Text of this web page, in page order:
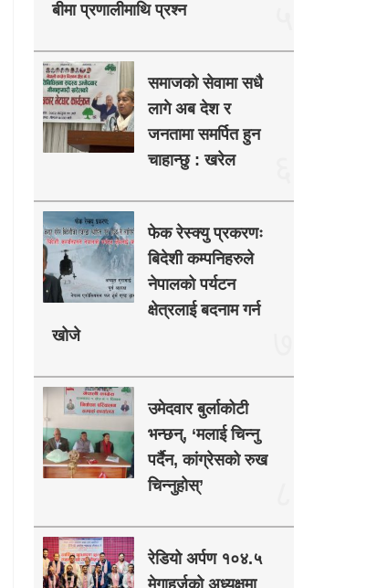
बीमा प्रणालीमाथि प्रश्न
समाजको सेवामा सधै
लागे अब देश र
जनतामा समर्पित हुन
चाहान्छु : खरेल
फेक रेस्क्यु प्रकरणः
बिदेशी कम्पनिहरुले
नेपालको पर्यटन
क्षेत्रलाई बदनाम गर्न
खोजे
उमेदवार बुर्लाकोटी
भन्छन्, ‘मलाई चिन्नु
पर्दैन, कांग्रेसको रुख
चिन्नुहोस्’
रेडियो अर्पण १०४.५